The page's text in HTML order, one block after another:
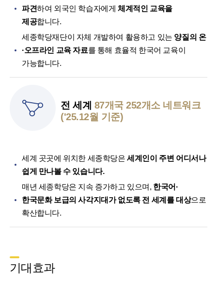
파견하여 외국인 학습자에게체계적인 교육을
제공합니다.
세종학당재단이 자체 개발하여 활용하고 있는 양질의 온
·오프라인 교육 자료를 통해 효율적 한국어 교육이
가능합니다.
전 세계 87개국 252개소 네트워크
('25.12월 기준)
세계 곳곳에 위치한 세종학당은세계인이 주변 어디서나
쉽게 만나볼 수 있습니다.
매년 세종학당은 지속 증가하고 있으며, 한국어·
한국문화 보급의 사각지대가 없도록 전 세계를 대상으로
확산합니다.
기대효과